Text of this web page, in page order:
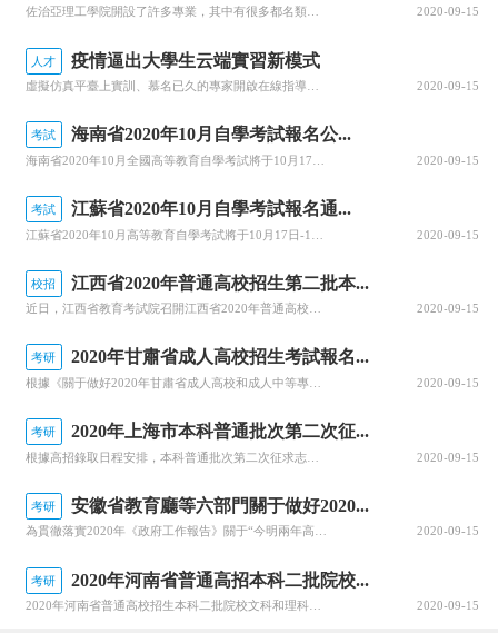
2020-09-15
人才 疫情逼出大學生云端實習新模式
2020-09-15
考試 海南省2020年10月自學考試報名公...
2020-09-15
考試 江蘇省2020年10月自學考試報名通...
2020-09-15
校招 江西省2020年普通高校招生第二批本...
2020-09-15
考研 2020年甘肅省成人高校招生考試報名...
2020-09-15
考研 2020年上海市本科普通批次第二次征...
根據高招錄取日程安排，本科普通批次第二次征求志愿將于8月29日上午10:00至8月30日上午10:00進行填報。經研究審定，2020年上海市普通高校招生本科普通批次第二次征求志愿降分控制線為385分。查字典小編整理相關資訊，關注一下~本科普通批次第二次征求志愿填報即將開始根據高招錄取日程安排，本科普... 2020-09-15
考研 安徽省教育廳等六部門關于做好2020...
為貫徹落實2020年《政府工作報告》關于“今明兩年高職院校擴招200萬人”的要求，全面深化職業教育改革，進一步穩定高職擴招規模，確保高質量完成2020年高職擴招專項工作，安徽省教育廳公布關于做好2020年高職院校擴招專項工作的通知。跟隨查字典小編一起關注一下吧~安徽省教育廳等六部門關于做好2020年... 2020-09-15
考研 2020年河南省普通高招本科二批院校...
2020-09-15